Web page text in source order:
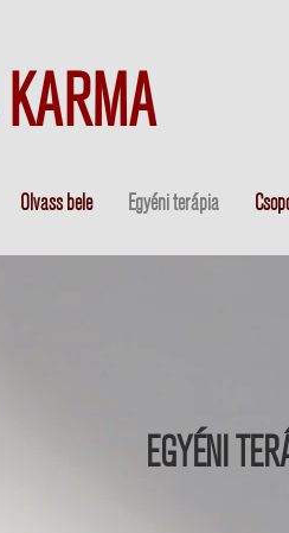
KARMA
Olvass bele Egyéni terápia
EGYÉNI